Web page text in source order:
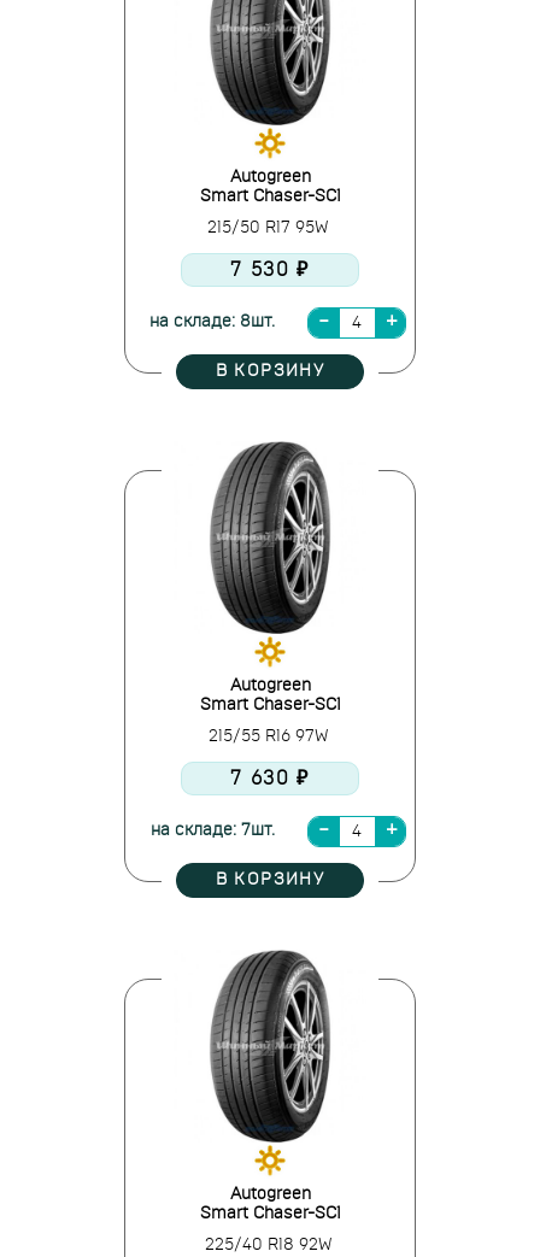
Autogreen
Smart Chaser-SC1
215/50 R17 95W
7 530 ₽
на складе: 8шт.
В КОРЗИНУ
Autogreen
Smart Chaser-SC1
215/55 R16 97W
7 630 ₽
на складе: 7шт.
В КОРЗИНУ
Autogreen
Smart Chaser-SC1
225/40 R18 92W